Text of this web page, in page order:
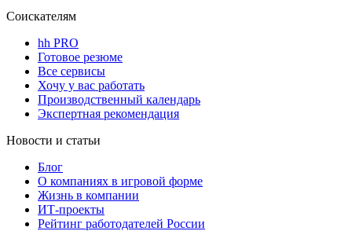
Соискателям
hh PRO
Готовое резюме
Все сервисы
Хочу у вас работать
Производственный календарь
Экспертная рекомендация
Новости и статьи
Блог
О компаниях в игровой форме
Жизнь в компании
ИТ-проекты
Рейтинг работодателей России